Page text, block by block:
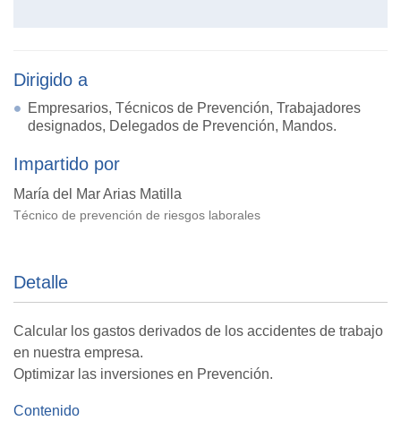
Dirigido a
Empresarios, Técnicos de Prevención, Trabajadores
designados, Delegados de Prevención, Mandos.
Impartido por
María del Mar Arias Matilla
Técnico de prevención de riesgos laborales
Detalle
Calcular los gastos derivados de los accidentes de trabajo
en nuestra empresa.
Optimizar las inversiones en Prevención.
Contenido